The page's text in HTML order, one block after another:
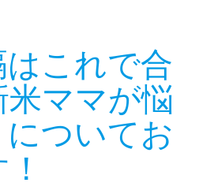
これで合
ママが悩
ついてお